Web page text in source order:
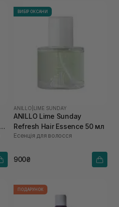
ВИБІР ОКСАНИ
ANILLO LIME SUNDAY
ANILLO Lime Sunday
Refresh Hair Essence 50 мл
Есенція для волосся
900₴
ПОДАРУНОК